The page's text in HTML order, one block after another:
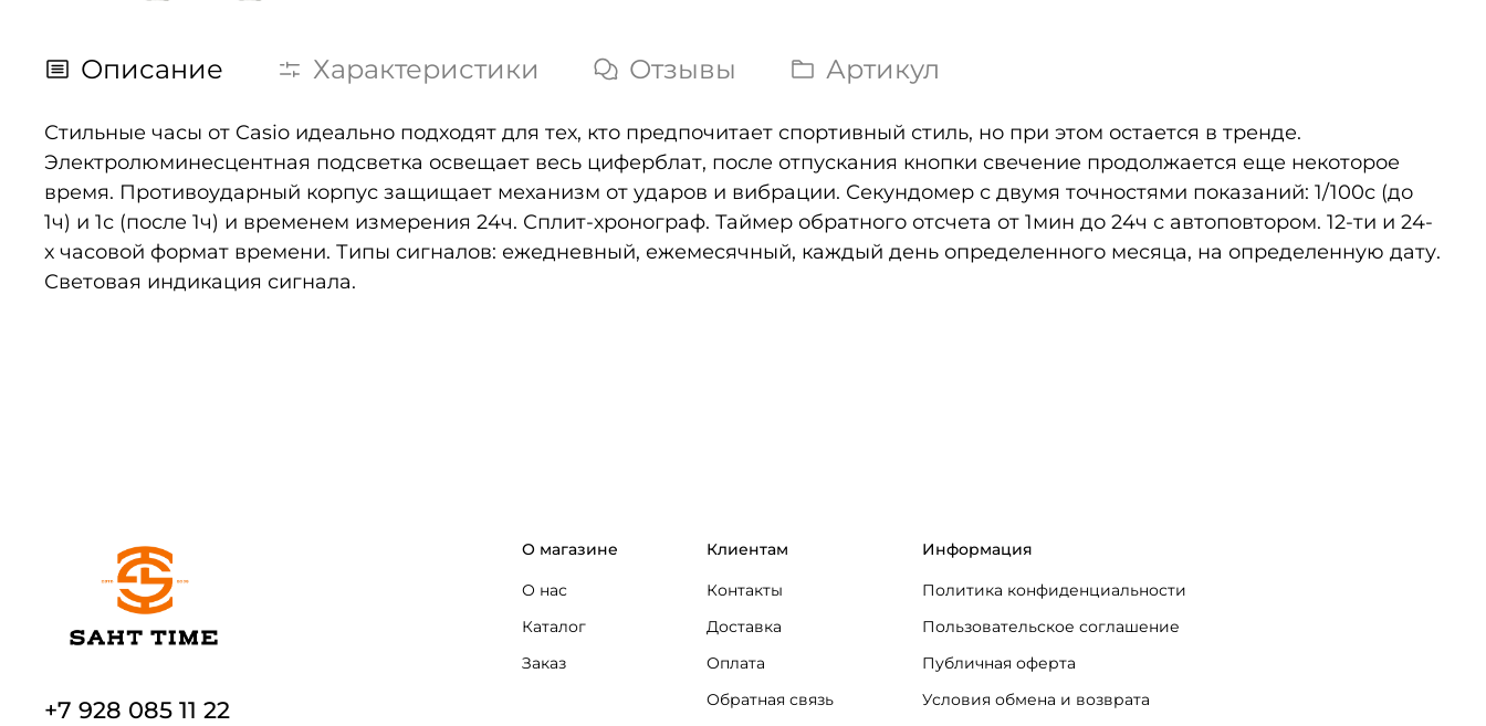
Описание Характеристики Отзывы Артикул
Стильные часы от Casio идеально подходят для тех, кто предпочитает спортивный стиль, но при этом остается в тренде.
Электролюминесцентная подсветка освещает весь циферблат, после отпускания кнопки свечение продолжается еще некоторое
время. Противоударный корпус защищает механизм от ударов и вибрации. Секундомер с двумя точностями показаний: 1/100с (до
1ч) и 1с (после 1ч) и временем измерения 24ч. Сплит-хронограф. Таймер обратного отсчета от 1мин до 24ч с автоповтором. 12-ти и 24-
х часовой формат времени. Типы сигналов: ежедневный, ежемесячный, каждый день определенного месяца, на определенную дату.
Световая индикация сигнала.
О магазине
О нас
Каталог
Заказ
Клиентам
Контакты
Доставка
Оплата
Обратная связь
Информация
Политика конфиденциальности
Пользовательское соглашение
Публичная оферта
Условия обмена и возврата
+7 928 085 11 22